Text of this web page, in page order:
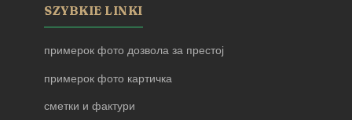
SZYBKIE LINKI
примерок фото дозвола за престој
примерок фото картичка
сметки и фактури